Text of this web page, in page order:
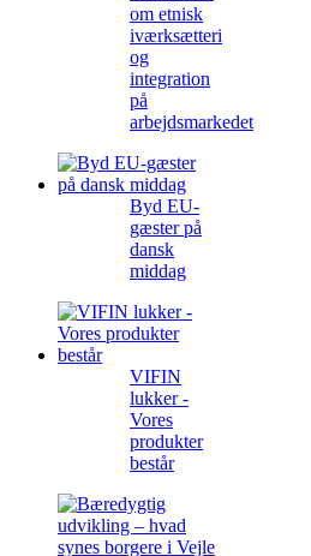
om etnisk
iværksætteri
og
integration
på
arbejdsmarkedet
Byd EU-
gæster på
dansk
middag
VIFIN
lukker -
Vores
produkter
består